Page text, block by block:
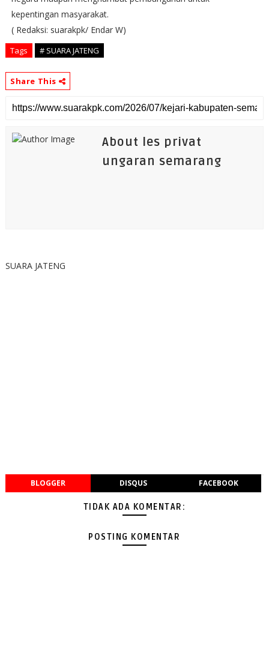
kepentingan masyarakat.
( Redaksi: suarakpk/ Endar W)
Tags # SUARA JATENG
Share This
About les privat
ungaran semarang
SUARA JATENG
BLOGGER DISQUS FACEBOOK
TIDAK ADA KOMENTAR:
POSTING KOMENTAR